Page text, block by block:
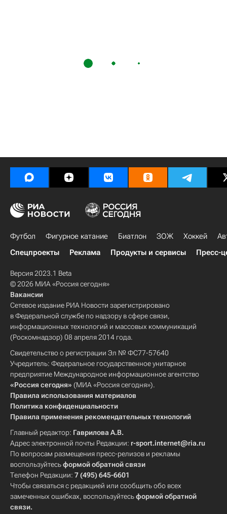
Футбол Фигурное катание Биатлон ЗОЖ Хоккей
Спецпроекты
Реклама Продукты и сервисы Пресс-
Версия 2023.1 Beta
© 2026 МИА «Россия сегодня»
Вакансии
Сетевое издание РИА Новости зарегистрировано
в Федеральной службе по надзору в сфере связи,
информационных технологий и массовых коммуникаций
(Роскомнадзор) 08 апреля 2014 года.
Свидетельство о регистрации Эл № ФС77-57640
Учредитель: Федеральное государственное унитарное
предприятие Международное информационное агентство
«Россия сегодня» (МИА «Россия сегодня»).
Правила использования материалов
Политика конфиденциальности
Правила применения рекомендательных технологий
Главный редактор: Гаврилова А.В.
Адрес электронной почты Редакции: r-sport.internet@ria.ru
По вопросам размещения пресс-релизов и рекламы
воспользуйтесьформой обратной связи
Телефон Редакции: 7 (495) 645-6601
Чтобы связаться с редакцией или сообщить обо всех
замеченных ошибках, воспользуйтесьформой обратной
связи.